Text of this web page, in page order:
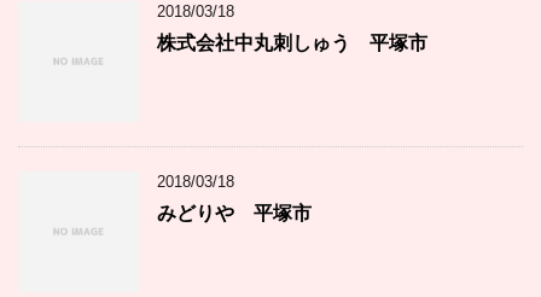
2018/03/18
株式会社中丸刺しゅう 平塚市
2018/03/18
みどりや 平塚市